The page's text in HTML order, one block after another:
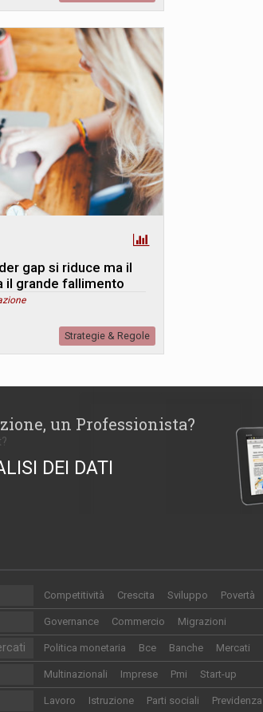
gap si riduce ma il
il grande fallimento
Strategie & Regole
un Professionista?
DEI DATI
Competitività Crescita Sviluppo Povertà
Governance Commercio Migrazioni
Politica monetaria Bce Banche Mercati
Multinazionali Imprese Pmi Start-up
Lavoro Istruzione Parti sociali Previdenza